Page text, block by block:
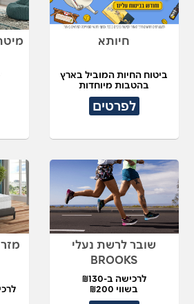
חיותא
ביטוח החיות המוביל בארץ
בהטבות מיוחדות
לפרטים
שובר לרשת נעלי
BROOKS
לרכישה ב-₪130
בשווי ₪200